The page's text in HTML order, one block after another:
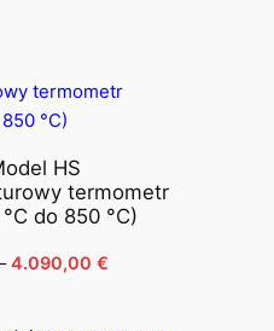
do
HS
termometr
do 850 °C)
4.090,00 €